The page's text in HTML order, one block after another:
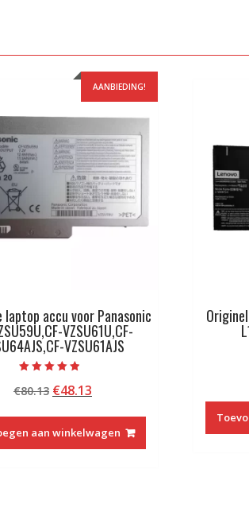
AANBIEDING!
laptop accu voor Panasonic
VZSU61U,CF-
VZSU61AJS
met
4.50
€80.13 Oorspronkelijke
was:
€80.13.
€48.13Huidige
€48.13.
aan winkelwagen